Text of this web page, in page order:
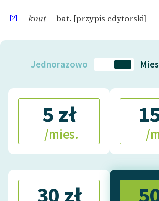
[2] knut— bat. [przypis edytorski]
Jednorazowo
5 zł
/mies. /
30 zł